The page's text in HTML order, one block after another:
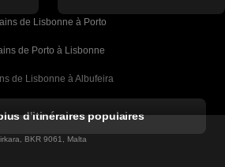
de Lisbonne à Porto
de Porto à Lisbonne
de Lisbonne à Albufeira
de Lisbonne à Lagos
d'itinéraires populaires
BKR 9061, Malta